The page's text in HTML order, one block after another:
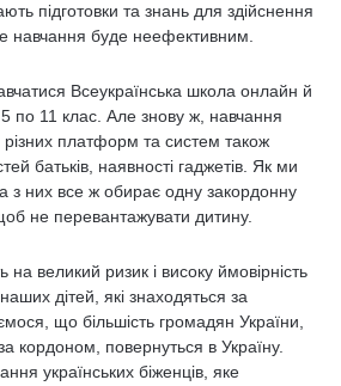
підготовки та знань для здійснення
навчання буде неефективним.
Всеукраїнська школа онлайн й
по 11 клас. Але знову ж, навчання
різних платформ та систем також
батьків, наявності гаджетів. Як ми
з них все ж обирає одну закордонну
не перевантажувати дитину.
на великий ризик і високу ймовірність
дітей, які знаходяться за
що більшість громадян України,
кордоном, повернуться в Україну.
українських біженців, яке